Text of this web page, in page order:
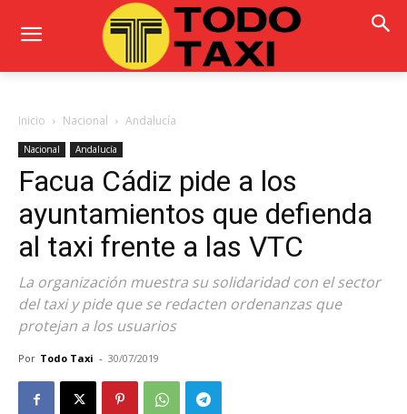
Inicio Nacional Andalucía
Nacional Andalucía
Facua Cádiz pide a los
ayuntamientos que defienda
al taxi frente a las VTC
La organización muestra su solidaridad con el sector
del taxi y pide que se redacten ordenanzas que
protejan a los usuarios
Por Todo Taxi - 30/07/2019